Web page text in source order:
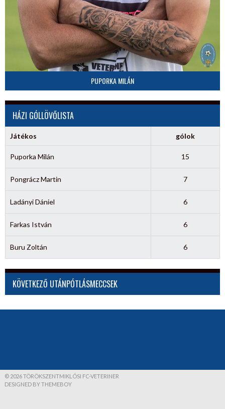
PUPORKA MILÁN
HÁZI GÓLLÖVŐLISTA
Játékos gólok
Puporka Milán 15
Pongrácz Martin 7
Ladányi Dániel 6
Farkas István 6
Buru Zoltán 6
KÖVETKEZŐ UTÁNPÓTLÁSMECCSEK
© 2026 TÖRÖKSZENTMIKLÓSI FC-VETERINER
DESIGNED BY THEMEBOY